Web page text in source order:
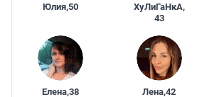
Юлия,50 ХуЛиГаНкА,
43
Елена,38 Лена,42